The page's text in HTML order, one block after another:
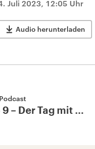
Juli 2023, 12:05 Uhr
Audio herunterladen
– Der Tag mit ...